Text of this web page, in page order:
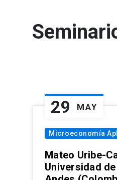
29 MAY
Microeconomía
Mateo Uribe-
Universidad